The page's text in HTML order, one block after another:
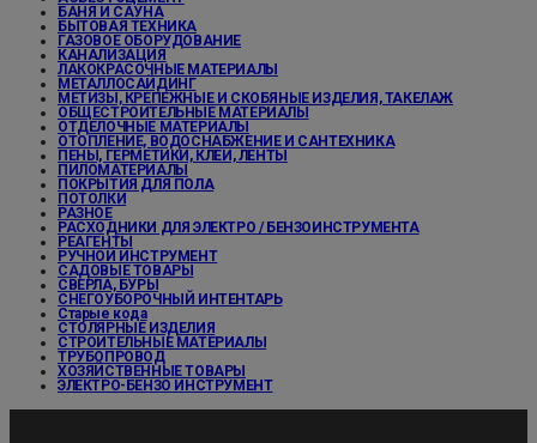
БАНЯ И САУНА
БЫТОВАЯ ТЕХНИКА
ГАЗОВОЕ ОБОРУДОВАНИЕ
КАНАЛИЗАЦИЯ
ЛАКОКРАСОЧНЫЕ МАТЕРИАЛЫ
МЕТАЛЛОСАЙДИНГ
МЕТИЗЫ, КРЕПЕЖНЫЕ И СКОБЯНЫЕ ИЗДЕЛИЯ, ТАКЕЛАЖ
ОБЩЕСТРОИТЕЛЬНЫЕ МАТЕРИАЛЫ
ОТДЕЛОЧНЫЕ МАТЕРИАЛЫ
ОТОПЛЕНИЕ, ВОДОСНАБЖЕНИЕ И САНТЕХНИКА
ПЕНЫ, ГЕРМЕТИКИ, КЛЕИ, ЛЕНТЫ
ПИЛОМАТЕРИАЛЫ
ПОКРЫТИЯ ДЛЯ ПОЛА
ПОТОЛКИ
РАЗНОЕ
РАСХОДНИКИ ДЛЯ ЭЛЕКТРО / БЕНЗОИНСТРУМЕНТА
РЕАГЕНТЫ
РУЧНОЙ ИНСТРУМЕНТ
САДОВЫЕ ТОВАРЫ
СВЕРЛА, БУРЫ
СНЕГОУБОРОЧНЫЙ ИНТЕНТАРЬ
Старые кода
СТОЛЯРНЫЕ ИЗДЕЛИЯ
СТРОИТЕЛЬНЫЕ МАТЕРИАЛЫ
ТРУБОПРОВОД
ХОЗЯЙСТВЕННЫЕ ТОВАРЫ
ЭЛЕКТРО-БЕНЗО ИНСТРУМЕНТ